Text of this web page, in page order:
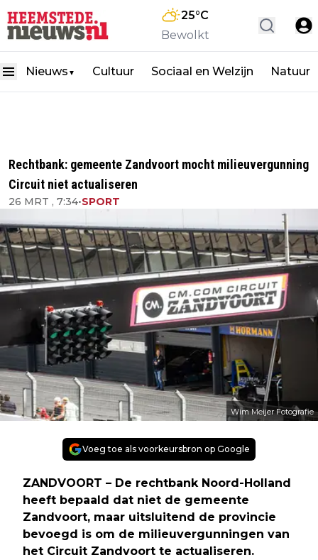
25°C
Bewolkt
Nieuws ▼ Cultuur Sociaal en Welzijn Natuur
Rechtbank: gemeente Zandvoort mocht milieuvergunning
Circuit niet actualiseren
26 MRT , 7:34•SPORT
Wim Meijer Fotografie
Voeg toe als voorkeursbron op Google
ZANDVOORT – De rechtbank Noord-Holland
heeft bepaald dat niet de gemeente
Zandvoort, maar uitsluitend de provincie
bevoegd is om de milieuvergunningen van
het Circuit Zandvoort te actualiseren.